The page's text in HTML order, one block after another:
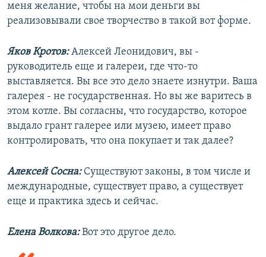
меня желание, чтобы на мои деньги вы
реализовывали свое творчество в такой вот форме.
Яков Кротов:Алексей Леонидович, вы -
руководитель еще и галереи, где что-то
выставляется. Вы все это дело знаете изнутри. Ваша
галерея - не государственная. Но вы же варитесь в
этом котле. Вы согласны, что государство, которое
выдало грант галерее или музею, имеет право
контролировать, что она покупает и так далее?
Алексей Сосна:Существуют законы, в том числе и
международные, существует право, а существует
еще и практика здесь и сейчас.
Елена Волкова:Вот это другое дело.